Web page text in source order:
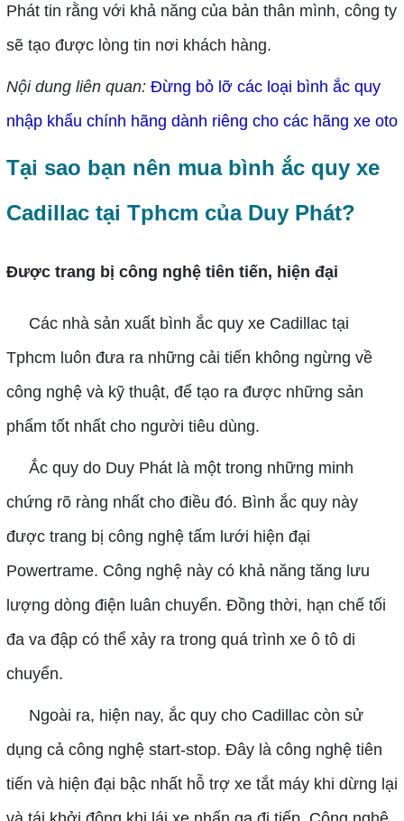
Phát tin rằng với khả năng của bản thân mình, công ty
sẽ tạo được lòng tin nơi khách hàng.
Nội dung liên quan: Đừng bỏ lỡ các loại bình ắc quy
nhập khẩu chính hãng dành riêng cho các hãng xe oto
Tại sao bạn nên mua bình ắc quy xe
Cadillac tại Tphcm của Duy Phát?
Được trang bị công nghệ tiên tiến, hiện đại
Các nhà sản xuất bình ắc quy xe Cadillac tại
Tphcm luôn đưa ra những cải tiến không ngừng về
công nghệ và kỹ thuật, để tạo ra được những sản
phẩm tốt nhất cho người tiêu dùng.
Ắc quy do Duy Phát là một trong những minh
chứng rõ ràng nhất cho điều đó. Bình ắc quy này
được trang bị công nghệ tấm lưới hiện đại
Powertrame. Công nghệ này có khả năng tăng lưu
lượng dòng điện luân chuyển. Đồng thời, hạn chế tối
đa va đập có thể xảy ra trong quá trình xe ô tô di
chuyển.
Ngoài ra, hiện nay, ắc quy cho Cadillac còn sử
dụng cả công nghệ start-stop. Đây là công nghệ tiên
tiến và hiện đại bậc nhất hỗ trợ xe tắt máy khi dừng lại